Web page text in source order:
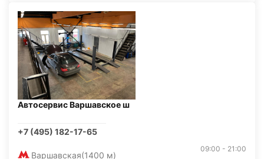
Автосервис Варшавское ш
+7 (495) 182-17-65
Варшавская(1400 м)
09:00 - 21:00